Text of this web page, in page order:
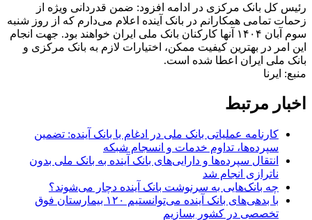
رئیس کل بانک مرکزی در ادامه افزود: ضمن قدردانی ویژه از
زحمات تمامی همکارانم در بانک آینده اعلام می‌دارم که از روز شنبه
سوم آبان ۱۴۰۴ آنها کارکنان بانک ملی ایران خواهند بود. جهت انجام
این امر در بهترین کیفیت ممکن، اختیارات لازم به بانک مرکزی و
بانک ملی ایران اعطا شده است.
منبع: ایرنا
اخبار مرتبط
کارنامه عملیاتی بانک ملی در ادغام با بانک آینده: تضمین
سپرده‌ها، تداوم خدمات و انسجام شبکه
انتقال سپرده‌ها و دارایی‌های بانک آینده به بانک ملی بدون
ناترازی انجام شد
چه بانک‌هایی به سرنوشت بانک آینده دچار می‌شوند؟
با بدهی‌های بانک آینده می‌توانستیم ۱۲۰ بیمارستان فوق
تخصصی در کشور بسازیم